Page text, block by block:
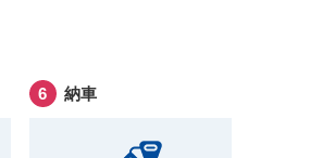
納車